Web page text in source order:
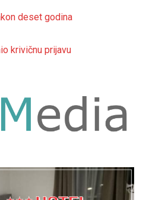
deset godina
krivičnu prijavu